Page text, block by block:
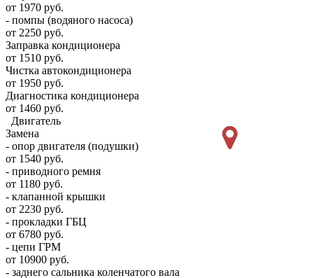
от 1970 руб.
- помпы (водяного насоса)
от 2250 руб.
Заправка кондиционера
от 1510 руб.
Чистка автокондиционера
от 1950 руб.
Диагностика кондиционера
от 1460 руб.
Двигатель
Замена
- опор двигателя (подушки)
от 1540 руб.
- приводного ремня
от 1180 руб.
- клапанной крышки
от 2230 руб.
- прокладки ГБЦ
от 6780 руб.
- цепи ГРМ
от 10900 руб.
- заднего сальника коленчатого вала